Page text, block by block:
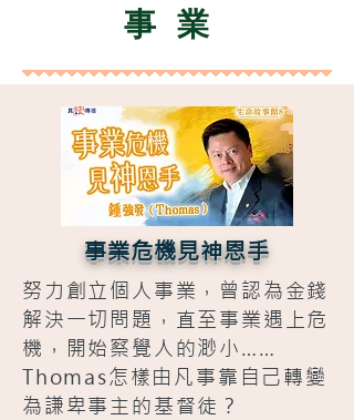
事業
事業危機見神恩手
努力創立個人事業，曾認為金錢
解決一切問題，直至事業遇上危
機，開始察覺人的渺小……
Thomas怎樣由凡事靠自己轉變
為謙卑事主的基督徒？